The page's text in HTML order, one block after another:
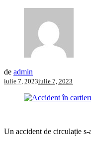
de admin
iulie 7, 2023iulie 7, 2023
Un accident de circulație